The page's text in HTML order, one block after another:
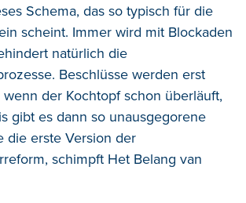
Schema, das so typisch für die
scheint. Immer wird mit Blockaden
natürlich die
Beschlüsse werden erst
der Kochtopf schon überläuft,
gibt es dann so unausgegorene
die erste Version der
schimpft Het Belang van